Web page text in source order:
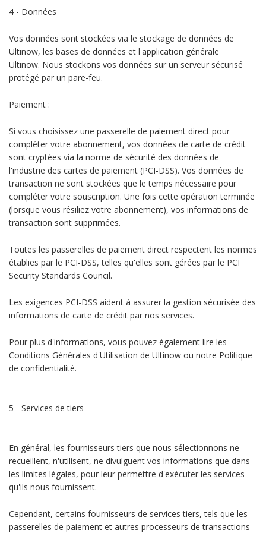
4 - Données
Vos données sont stockées via le stockage de données de
Ultinow, les bases de données et l'application générale
Ultinow. Nous stockons vos données sur un serveur sécurisé
protégé par un pare-feu.
Paiement :
Si vous choisissez une passerelle de paiement direct pour
compléter votre abonnement, vos données de carte de crédit
sont cryptées via la norme de sécurité des données de
l'industrie des cartes de paiement (PCI-DSS). Vos données de
transaction ne sont stockées que le temps nécessaire pour
compléter votre souscription. Une fois cette opération terminée
(lorsque vous résiliez votre abonnement), vos informations de
transaction sont supprimées.
Toutes les passerelles de paiement direct respectent les normes
établies par le PCI-DSS, telles qu'elles sont gérées par le PCI
Security Standards Council.
Les exigences PCI-DSS aident à assurer la gestion sécurisée des
informations de carte de crédit par nos services.
Pour plus d'informations, vous pouvez également lire les
Conditions Générales d'Utilisation de Ultinow ou notre Politique
de confidentialité.
5 - Services de tiers
En général, les fournisseurs tiers que nous sélectionnons ne
recueillent, n'utilisent, ne divulguent vos informations que dans
les limites légales, pour leur permettre d'exécuter les services
qu'ils nous fournissent.
Cependant, certains fournisseurs de services tiers, tels que les
passerelles de paiement et autres processeurs de transactions